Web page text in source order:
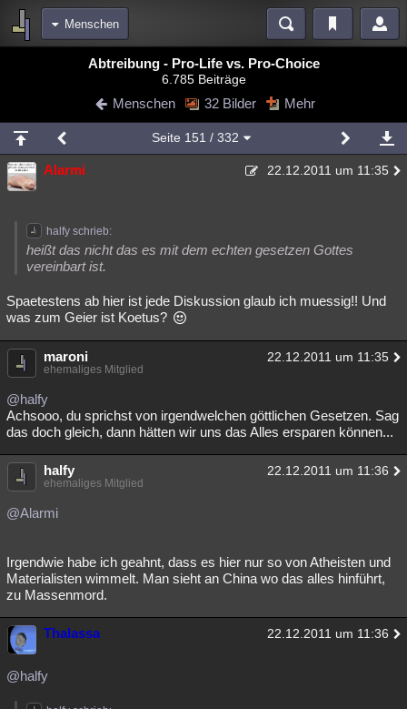
Menschen
Blogs Videos
Chat Wiki Neuigkeiten
meine Rubriken
Menschen Mystery Kriminalfälle
Natur Umfragen Unterhaltung
weitere Rubriken
Philosophie Träume Orte Esoterik Literatur
Musik Clash Verbesserungen
Übersichten
Besucht Teilgenommen Alle Neue Geschlossen
Lesenswert
Abtreibung - Pro-Life vs. Pro-Choice
6.785 Beiträge
Menschen 32 Bilder Mehr
Seite 151 / 332
Alarmi 22.12.2011 um 11:35
halfy schrieb:
heißt das nicht das es mit dem echten gesetzen Gottes
vereinbart ist.
Spaetestens ab hier ist jede Diskussion glaub ich muessig!! Und
was zum Geier ist Koetus?
maroni 22.12.2011 um 11:35
ehemaliges Mitglied
@halfy
Achsooo, du sprichst von irgendwelchen göttlichen Gesetzen. Sag
das doch gleich, dann hätten wir uns das Alles ersparen können...
halfy 22.12.2011 um 11:36
ehemaliges Mitglied
@Alarmi
Irgendwie habe ich geahnt, dass es hier nur so von Atheisten und
Materialisten wimmelt. Man sieht an China wo das alles hinführt,
zu Massenmord.
Thalassa 22.12.2011 um 11:36
@halfy